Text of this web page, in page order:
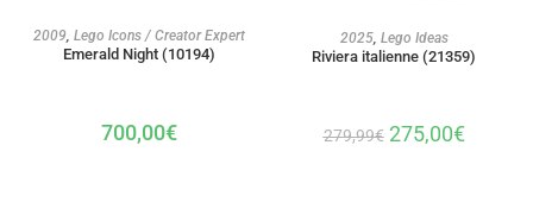
AJOUTER AU PANIER
2009, Lego Icons / Creator Expert
Emerald Night (10194)
700,00€
AJOUTER AU PANIER
2025, Lego Ideas
Riviera italienne (21359)
279,99€ 275,00€